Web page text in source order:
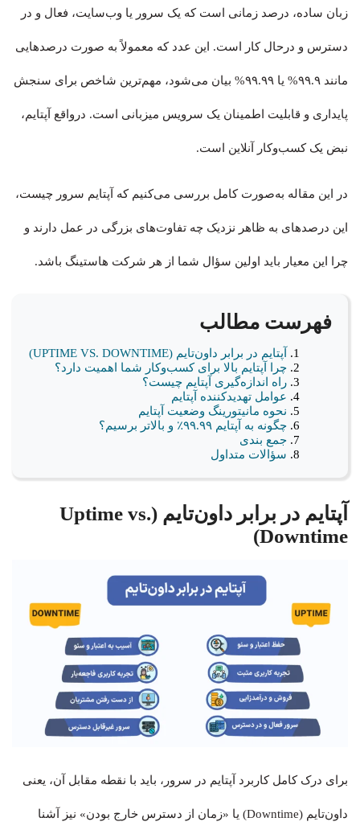
زبان ساده، درصد زمانی است که یک سرور یا وب‌سایت، فعال و در
دسترس و درحال کار است. این عدد که معمولاً به صورت درصدهایی
مانند ۹۹.۹% یا ۹۹.۹۹% بیان می‌شود، مهم‌ترین شاخص برای سنجش
پایداری و قابلیت اطمینان یک سرویس میزبانی است. درواقع آپتایم،
نبض یک کسب‌وکار آنلاین است.
در این مقاله به‌صورت کامل بررسی می‌کنیم که آپتایم سرور چیست،
این درصدهای به ظاهر نزدیک چه تفاوت‌های بزرگی در عمل دارند و
چرا این معیار باید اولین سؤال شما از هر شرکت هاستینگ باشد.
فهرست مطالب
آپتایم در برابر داون‌تایم (UPTIME VS. DOWNTIME)
چرا آپتایم بالا برای کسب‌وکار شما اهمیت دارد؟
راه اندازه‌گیری آپتایم چیست؟
عوامل تهدیدکننده آپتایم
نحوه مانیتورینگ وضعیت آپتایم
چگونه به آپتایم ۹۹.۹۹٪ و بالاتر برسیم؟
جمع بندی
سؤالات متداول
آپتایم در برابر داون‌تایم (Uptime vs.
Downtime)
برای درک کامل کاربرد آپتایم در سرور، باید با نقطه مقابل آن، یعنی
داون‌تایم (Downtime) یا «زمان از دسترس خارج بودن» نیز آشنا